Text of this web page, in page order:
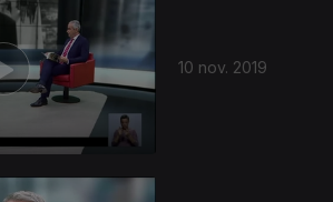
10 nov. 2019